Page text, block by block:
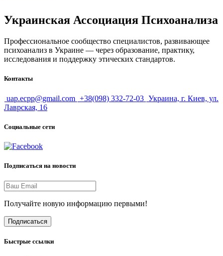
Украинская Ассоциация Психоанализа
Профессиональное сообщество специалистов, развивающее
психоанализ в Украине — через образование, практику,
исследования и поддержку этических стандартов.
Контакты
uap.ecpp@gmail.com +38(098) 332-72-03 Украина, г. Киев, ул.
Лаврская, 16
Социальные сети
Подписаться на новости
Получайте новую информацию первыми!
Подписаться
Быстрые ссылки